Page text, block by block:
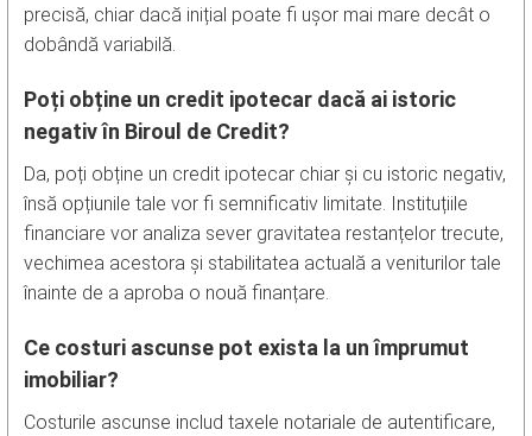
precisă, chiar dacă inițial poate fi ușor mai mare decât o
dobândă variabilă.
Poți obține un credit ipotecar dacă ai istoric
negativ în Biroul de Credit?
Da, poți obține un credit ipotecar chiar și cu istoric negativ,
însă opțiunile tale vor fi semnificativ limitate. Instituțiile
financiare vor analiza sever gravitatea restanțelor trecute,
vechimea acestora și stabilitatea actuală a veniturilor tale
înainte de a aproba o nouă finanțare.
Ce costuri ascunse pot exista la un împrumut
imobiliar?
Costurile ascunse includ taxele notariale de autentificare,